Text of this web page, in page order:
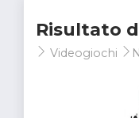
Risultato
Videogiochi